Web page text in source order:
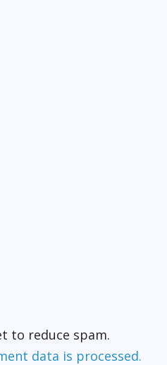
to reduce spam.
data is processed.